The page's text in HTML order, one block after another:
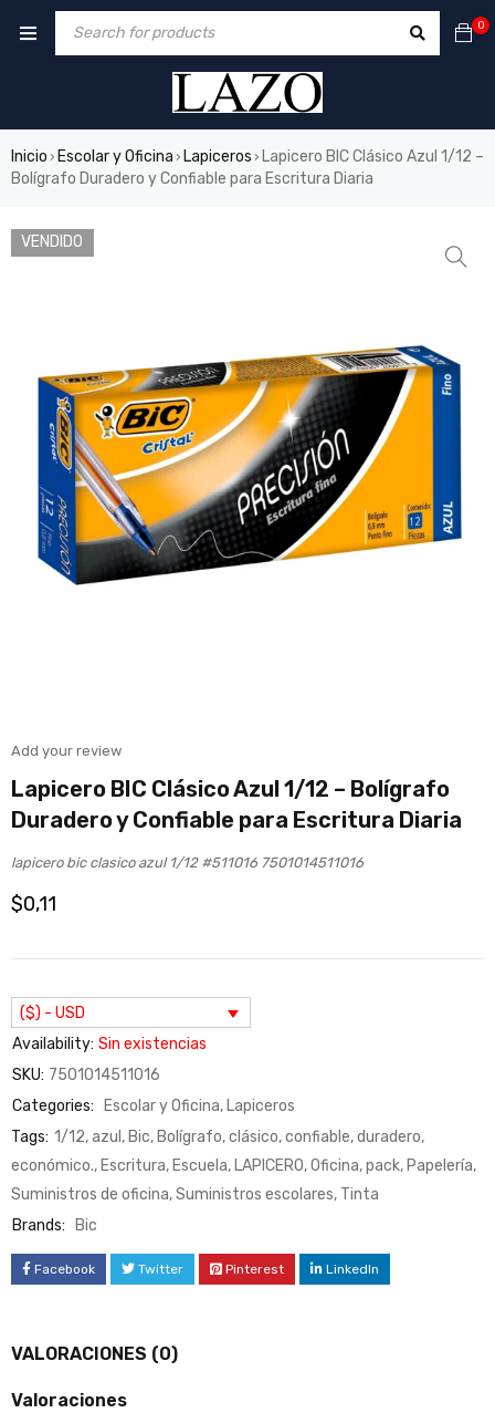
0
Inicio › Escolar y Oficina › Lapiceros › Lapicero BIC Clásico Azul 1/12 –
Bolígrafo Duradero y Confiable para Escritura Diaria
VENDIDO
Add your review
Lapicero BIC Clásico Azul 1/12 – Bolígrafo
Duradero y Confiable para Escritura Diaria
lapicero bic clasico azul 1/12 #511016 7501014511016
$0,11
($) - USD
Availability: Sin existencias
SKU: 7501014511016
Categories: Escolar y Oficina,Lapiceros
Tags: 1/12,azul,Bic,Bolígrafo,clásico,confiable,duradero,
económico.,Escritura,Escuela,LAPICERO,Oficina,pack,Papelería,
Suministros de oficina,Suministros escolares, Tinta
Brands: Bic
Facebook Twitter Pinterest LinkedIn
VALORACIONES (0)
Valoraciones